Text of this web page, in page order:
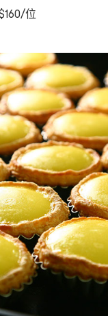
位